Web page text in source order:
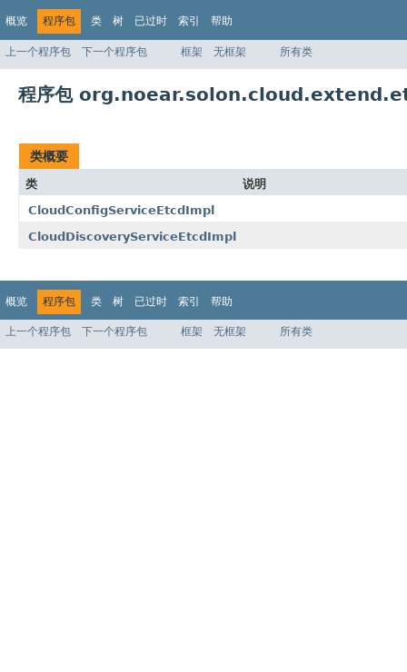
概览 程序包 类 树 已过时 索引 帮助
上一个程序包 下一个程序包 框架 无框架 所有类
程序包
类概要
类
说明
CloudConfigServiceEtcdImpl
CloudDiscoveryServiceEtcdImpl
概览 程序包 类 树 已过时 索引 帮助
上一个程序包 下一个程序包 框架 无框架 所有类